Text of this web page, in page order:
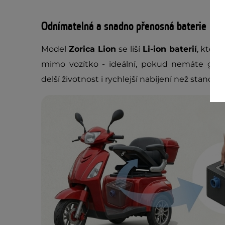
Odnímatelná a snadno přenosná baterie
Model Zorica Lionse liší Li-ion baterií,
mimo vozítko - ideální, pokud nemáte
delší životnost i rychlejší nabíjení než